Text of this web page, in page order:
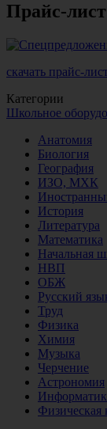
Прайс-лист
скачать прайс-
Категории
Школьное
Анатомия
Биология
География
ИЗО, МХК
История
Литература
Математика
Начальная
НВП
ОБЖ
Русский
Труд
Физика
Химия
Музыка
Черчение
Астрономия
Физическая